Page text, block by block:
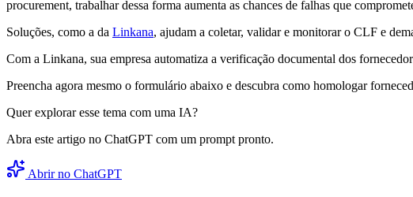
procurement, trabalhar dessa forma aumenta as chances de falhas que
Soluções, como a da Linkana, ajudam a coletar, validar e monitorar o CLF e
Com a Linkana, sua empresa automatiza a verificação documental dos
Preencha agora mesmo o formulário abaixo e descubra como homologar
Quer explorar esse tema com uma IA?
Abra este artigo no ChatGPT com um prompt pronto.
Abrir no ChatGPT